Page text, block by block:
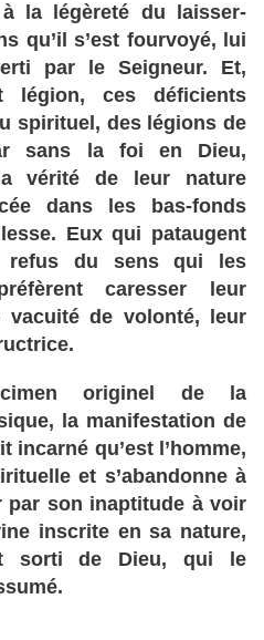
à la légèreté du laisser-
qu’il s’est fourvoyé, lui
par le Seigneur. Et,
ces déficients
spirituel, des légions de
sans la foi en Dieu,
vérité de leur nature
dans les bas-fonds
Eux qui pataugent
refus du sens qui les
caresser leur
vacuité de volonté, leur
originel de la
la manifestation de
incarné qu’est l’homme,
et s’abandonne à
par son inaptitude à voir
inscrite en sa nature,
sorti de Dieu, qui le